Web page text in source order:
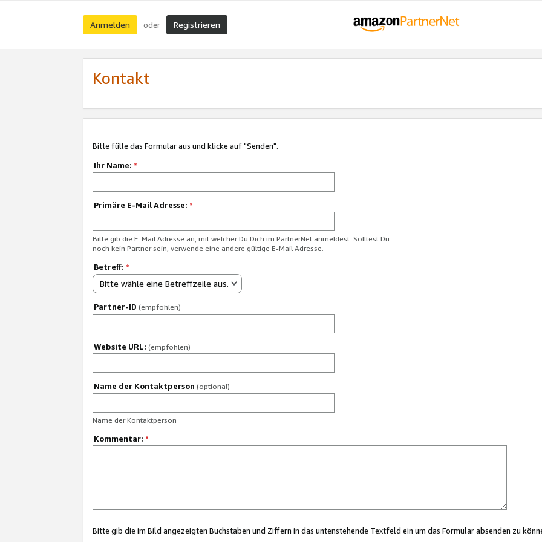
Anmelden oder Registrieren
Kontakt
Bitte fülle das Formular aus und klicke auf "Senden".
Ihr Name: *
Primäre E-Mail Adresse: *
Bitte gib die E-Mail Adresse an, mit welcher Du Dich im PartnerNet anmeldest. Solltest Du
noch kein Partner sein, verwende eine andere gültige E-Mail Adresse.
Betreff: *
Bitte wähle eine Betreffzeile aus.
Partner-ID (empfohlen)
Website URL: (empfohlen)
Name der Kontaktperson (optional)
Name der Kontaktperson
Kommentar: *
Bitte gib die im Bild angezeigten Buchstaben und Ziffern in das untenstehende Textfeld ein um das Formular absenden zu